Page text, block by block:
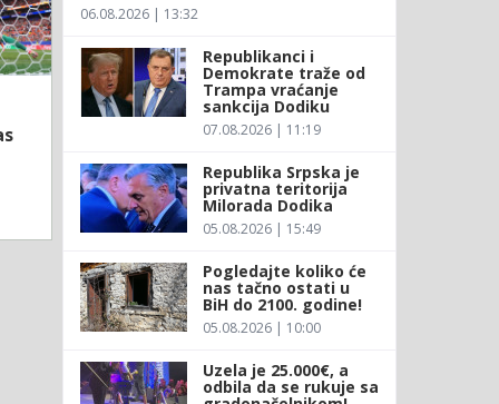
06.08.2026 | 13:32
Republikanci i
Demokrate traže od
Trampa vraćanje
sankcija Dodiku
07.08.2026 | 11:19
Republika Srpska je
privatna teritorija
Milorada Dodika
05.08.2026 | 15:49
Pogledajte koliko će
nas tačno ostati u
BiH do 2100. godine!
05.08.2026 | 10:00
Uzela je 25.000€, a
odbila da se rukuje sa